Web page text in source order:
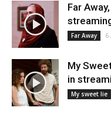
Far
Far Away 6
My
in
My sweet lie